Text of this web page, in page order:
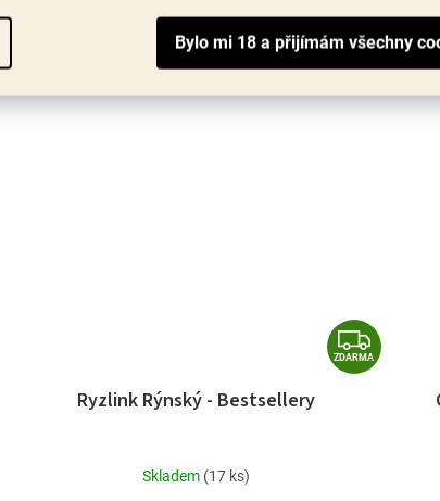
Měrná
cena:
333,17 Kč / 1 ks
DO KOŠÍKU
Z
D
ZDARMA
Ryzlink Rýnský - Bestsellery
Skladem (17 ks)